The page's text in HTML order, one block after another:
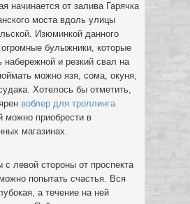
начинается от залива Гарячка
моста вдоль улицы
Изюминкой данного
булыжники, которые
набережной и резкий свал на
можно язя, сома, окуня,
Хотелось бы отметить,
воблер для троллинга
можно приобрести в
магазинах.
левой стороны от проспекта
попытать счастья. Вся
а течение на ней